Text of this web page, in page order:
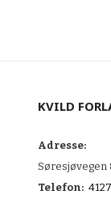
KVILD
Adresse:
Søresjøvegen
Telefon: